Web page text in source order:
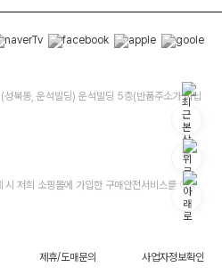
북동, 운석빌딩) 운석빌딩 5층(반품주소가 아닙
저희 소핑몰에 가입한 구매안전서비스를 이용
제휴/도매문의 사업자정보확인